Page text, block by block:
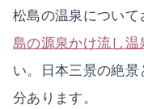
松島の温泉につい
島の源泉かけ流し温
い。日本三景の絶
分あります。